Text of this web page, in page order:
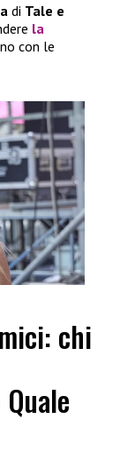
di Tale e
la
con le
chi